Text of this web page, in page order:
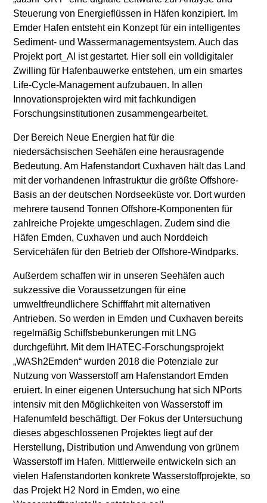
Steuerung von Energieflüssen in Häfen konzipiert. Im
Emder Hafen entsteht ein Konzept für ein intelligentes
Sediment- und Wassermanagementsystem. Auch das
Projekt port_AI ist gestartet. Hier soll ein volldigitaler
Zwilling für Hafenbauwerke entstehen, um ein smartes
Life-Cycle-Management aufzubauen. In allen
Innovationsprojekten wird mit fachkundigen
Forschungsinstitutionen zusammengearbeitet.
Der Bereich Neue Energien hat für die
niedersächsischen Seehäfen eine herausragende
Bedeutung. Am Hafenstandort Cuxhaven hält das Land
mit der vorhandenen Infrastruktur die größte Offshore-
Basis an der deutschen Nordseeküste vor. Dort wurden
mehrere tausend Tonnen Offshore-Komponenten für
zahlreiche Projekte umgeschlagen. Zudem sind die
Häfen Emden, Cuxhaven und auch Norddeich
Servicehäfen für den Betrieb der Offshore-Windparks.
Außerdem schaffen wir in unseren Seehäfen auch
sukzessive die Voraussetzungen für eine
umweltfreundlichere Schifffahrt mit alternativen
Antrieben. So werden in Emden und Cuxhaven bereits
regelmäßig Schiffsbebunkerungen mit LNG
durchgeführt. Mit dem IHATEC-Forschungsprojekt
„WASh2Emden“ wurden 2018 die Potenziale zur
Nutzung von Wasserstoff am Hafenstandort Emden
eruiert. In einer eigenen Untersuchung hat sich NPorts
intensiv mit den Möglichkeiten von Wasserstoff im
Hafenumfeld beschäftigt. Der Fokus der Untersuchung
dieses abgeschlossenen Projektes liegt auf der
Herstellung, Distribution und Anwendung von grünem
Wasserstoff im Hafen. Mittlerweile entwickeln sich an
vielen Hafenstandorten konkrete Wasserstoffprojekte, so
das Projekt H2 Nord in Emden, wo eine